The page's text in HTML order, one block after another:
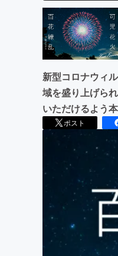
新型コロナウィ
域を盛り上げら
いただけるよう
ポスト